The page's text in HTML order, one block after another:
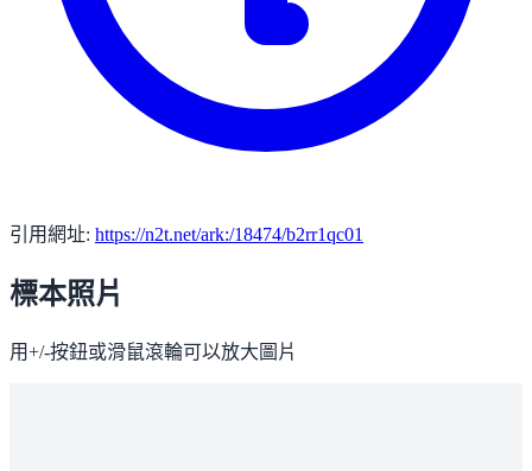
引用網址: https://n2t.net/ark:/18474/b2rr1qc01
標本照片
用+/-按鈕或滑鼠滾輪可以放大圖片